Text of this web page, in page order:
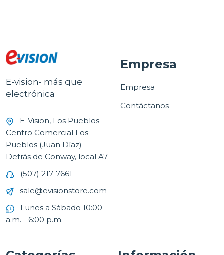
E-vision- más que
electrónica
E-Vision, Los Pueblos
Centro Comercial Los
Pueblos (Juan Díaz)
Detrás de Conway, local A7
(507) 217-7661
sale@evisionstore.com
Lunes a Sábado 10:00
a.m. - 6:00 p.m.
Empresa
Empresa
Contáctanos